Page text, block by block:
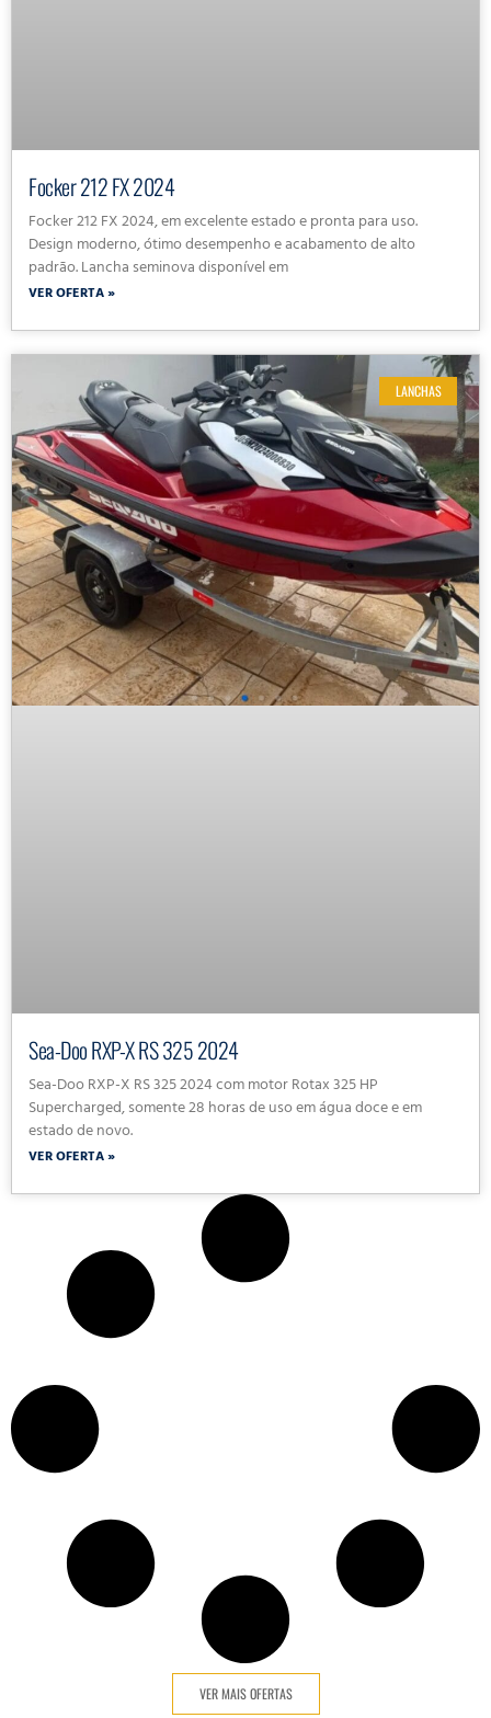
Focker 212 FX 2024
Focker 212 FX 2024, em excelente estado e pronta para uso.
Design moderno, ótimo desempenho e acabamento de alto
padrão. Lancha seminova disponível em
VER OFERTA »
LANCHAS
Sea-Doo RXP-X RS 325 2024
Sea-Doo RXP-X RS 325 2024 com motor Rotax 325 HP
Supercharged, somente 28 horas de uso em água doce e em
estado de novo.
VER OFERTA »
VER MAIS OFERTAS